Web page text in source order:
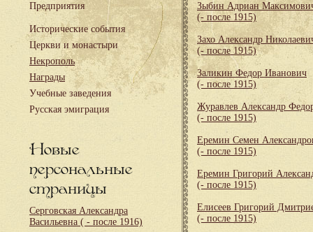
Предприятия
Исторические события
Церкви и монастыри
Некрополь
Награды
Учебные заведения
Русская эмиграция
Новые
персональные
страницы
Серговская Александра
Васильевна ( - после 1916)
Зыбин Адриан
(- после 1915)
Захо Александр
(- после 1915)
Заликин Федор Иванович
(- после 1915)
Журавлев Александр
(- после 1915)
Еремин Семен
(- после 1915)
Еремин Григорий
(- после 1915)
Елисеев Григорий
(- после 1915)